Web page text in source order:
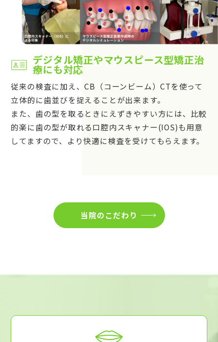
デジタル矯正やマウスピース型矯正治
療にも対応
従来の検査に加え、CB（コーンビーム）CTを使って
立体的に歯並びを捉えることが出来ます。
また、歯の型を取るときにえずきやすい方には、比較
的楽に歯の型が取れる口腔内スキャナー(IOS)も用意
してますので、より快適に検査を受けてもらえます。
当院のこだわり